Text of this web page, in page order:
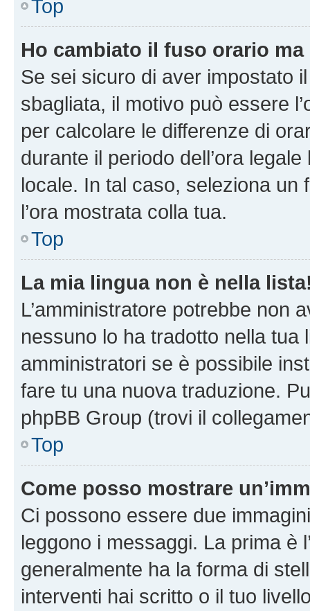
Top
Ho cambiato il fuso orario ma
Se sei sicuro di aver impostato
sbagliata, il motivo può essere
per calcolare le differenze di
durante il periodo dell’ora
locale. In tal caso, seleziona
l’ora mostrata colla tua.
Top
La mia lingua non è nella
L’amministratore potrebbe non
nessuno lo ha tradotto nella tua
amministratori se è possibile
fare tu una nuova traduzione.
phpBB Group (trovi il
Top
Come posso mostrare
Ci possono essere due
leggono i messaggi. La prima è
generalmente ha la forma di
interventi hai scritto o il tuo